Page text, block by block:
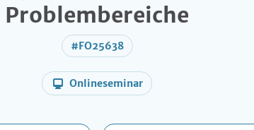
Problembereiche
#FO25638
Onlineseminar